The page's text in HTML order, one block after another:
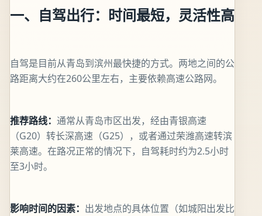
一、自驾出行：时间最短，灵活性高
自驾是目前从青岛到滨州最快捷的方式。两地之间的公
路距离大约在260公里左右，主要依赖高速公路网。
推荐路线： 通常从青岛市区出发，经由青银高速
（G20）转长深高速（G25），或者通过荣潍高速转滨
莱高速。在路况正常的情况下，自驾耗时约为2.5小时
至3小时。
影响时间的因素： 出发地点的具体位置（如城阳出发比